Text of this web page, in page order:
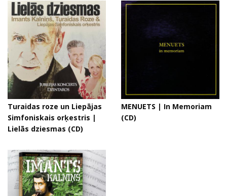
Turaidas roze un Liepājas
Simfoniskais orķestris |
Lielās dziesmas (CD)
MENUETS | In Memoriam
(CD)